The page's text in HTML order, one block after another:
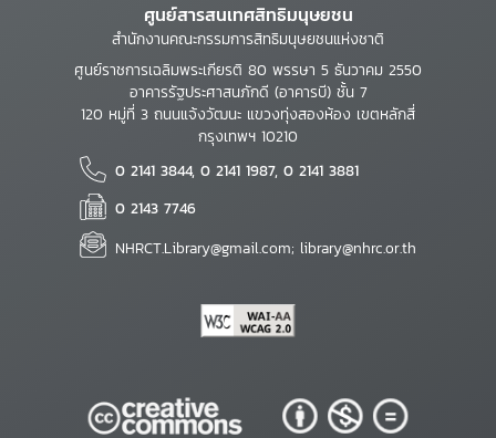
ศูนย์สารสนเทศสิทธิมนุษยชน
สำนักงานคณะกรรมการสิทธิมนุษยชนแห่งชาติ
ศูนย์ราชการเฉลิมพระเกียรติ 80 พรรษา 5 ธันวาคม 2550
อาคารรัฐประศาสนภักดี (อาคารบี) ชั้น 7
120 หมู่ที่ 3 ถนนแจ้งวัฒนะ แขวงทุ่งสองห้อง เขตหลักสี่
กรุงเทพฯ 10210
0 2141 3844, 0 2141 1987, 0 2141 3881
0 2143 7746
NHRCT.Library@gmail.com; library@nhrc.or.th